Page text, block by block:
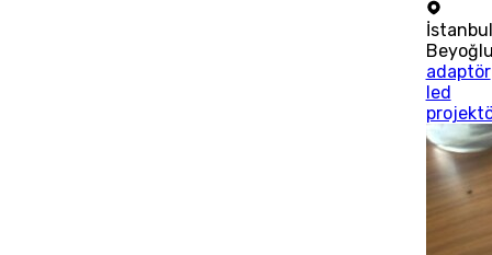
İstanbul
adaptör
led